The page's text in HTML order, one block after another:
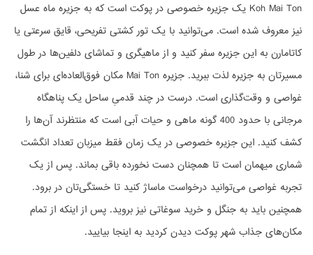
Koh Mai Ton یک جزیره خصوصی در پوکت است که به جزیره ماه عسل
نیز معروف شده است. می‌توانید با یک تور کشتی تفریحی، قایق سرعتی یا
کاتامارن به این جزیره سفر کنید و از ماهیگری و تماشای دلفین‌ها در طول
مسیرتان به جزیره لذت ببرید. جزیره Mai Ton مکان فوق‌العاده‌ای برای شنا،
غواصی و وقت‌گذاری است. درست در چند قدمیِ ساحل یک پناهگاه
مرجانی با حدود 400 گونه ماهی و حیات آبی است که منتظرند آن‌ها را
کشف کنید. این جزیره خصوصی در یک زمان فقط میزبان تعداد انگشت
شماری میهمان است تا همچنان دست نخورده باقی بماند. پس از یک
تجربه غواصی می‌توانید درخواست ماساژ کنید تا خستگی‌تان در برود.
همچنین باید به جنگل و خرید سوغاتی نیز بروید. پس از اینکه از تمام
مکان‌های جذاب شهر پوکت دیدن کردید به اینجا بیایید.